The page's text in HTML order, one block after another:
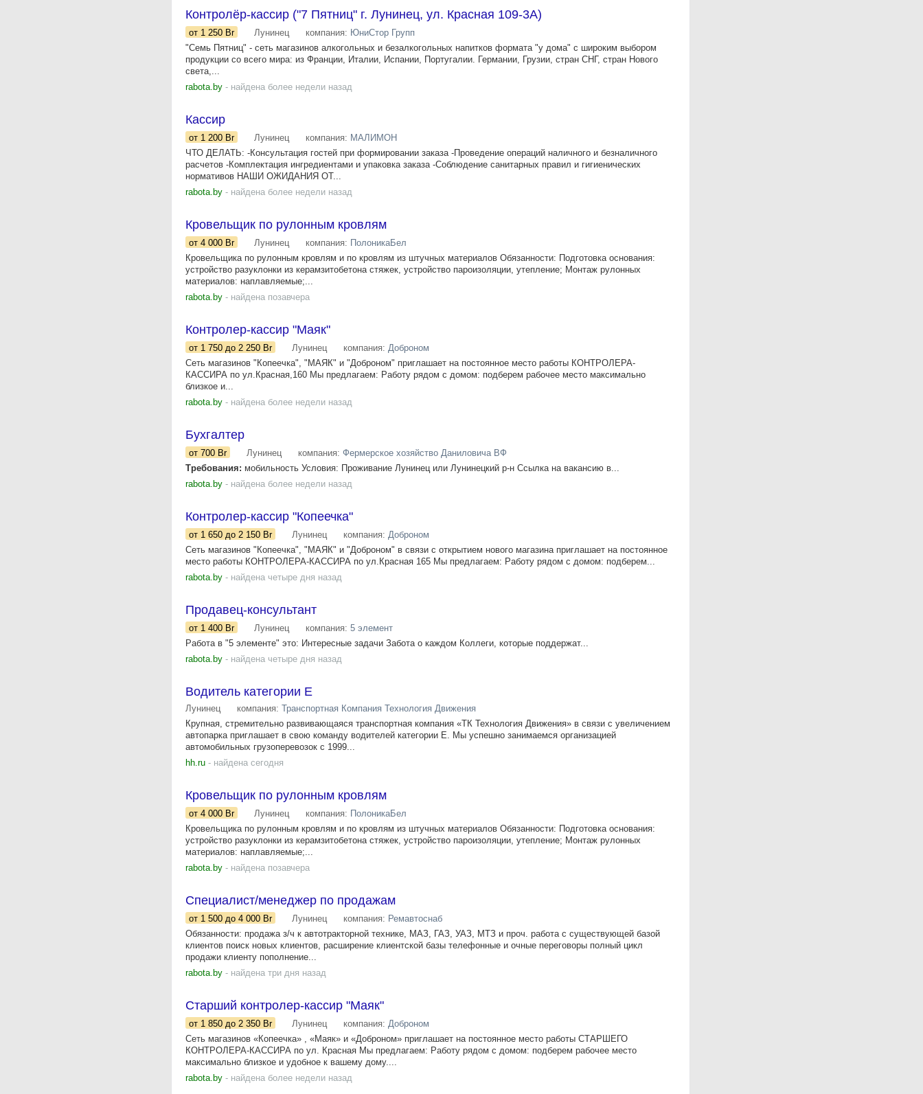
Контролёр-кассир ("7 Пятниц" г. Лунинец, ул. Красная 109-3А)
от 1 250 Br Лунинец компания: ЮниСтор Групп
"Семь Пятниц" - сеть магазинов алкогольных и безалкогольных напитков формата "у дома" с широким выбором
продукции со всего мира: из Франции, Италии, Испании, Португалии. Германии, Грузии, стран СНГ, стран Нового
света,...
rabota.by - найдена более недели назад
Кассир
от 1 200 Br Лунинец компания: МАЛИМОН
ЧТО ДЕЛАТЬ: -Консультация гостей при формировании заказа -Проведение операций наличного и безналичного
расчетов -Комплектация ингредиентами и упаковка заказа -Соблюдение санитарных правил и гигиенических
нормативов НАШИ ОЖИДАНИЯ ОТ...
rabota.by - найдена более недели назад
Кровельщик по рулонным кровлям
от 4 000 Br Лунинец компания: ПолоникаБел
Кровельщика по рулонным кровлям и по кровлям из штучных материалов Обязанности: Подготовка основания:
устройство разуклонки из керамзитобетона стяжек, устройство пароизоляции, утепление; Монтаж рулонных
материалов: наплавляемые;...
rabota.by - найдена позавчера
Контролер-кассир "Маяк"
от 1 750 до 2 250 Br Лунинец компания: Доброном
Сеть магазинов "Копеечка", "МАЯК" и "Доброном" приглашает на постоянное место работы КОНТРОЛЕРА-
КАССИРА по ул.Красная,160 Мы предлагаем: Работу рядом с домом: подберем рабочее место максимально
близкое и...
rabota.by - найдена более недели назад
Бухгалтер
от 700 Br Лунинец компания: Фермерское хозяйство Даниловича ВФ
Требования: мобильность Условия: Проживание Лунинец или Лунинецкий р-н Ссылка на вакансию в...
rabota.by - найдена более недели назад
Контролер-кассир "Копеечка"
от 1 650 до 2 150 Br Лунинец компания: Доброном
Сеть магазинов "Копеечка", "МАЯК" и "Доброном" в связи с открытием нового магазина приглашает на постоянное
место работы КОНТРОЛЕРА-КАССИРА по ул.Красная 165 Мы предлагаем: Работу рядом с домом: подберем...
rabota.by - найдена четыре дня назад
Продавец-консультант
от 1 400 Br Лунинец компания: 5 элемент
Работа в "5 элементе" это: Интересные задачи Забота о каждом Коллеги, которые поддержат...
rabota.by - найдена четыре дня назад
Водитель категории Е
Лунинец компания: Транспортная Компания Технология Движения
Крупная, стремительно развивающаяся транспортная компания «ТК Технология Движения» в связи с увеличением
автопарка приглашает в свою команду водителей категории Е. Мы успешно занимаемся организацией
автомобильных грузоперевозок с 1999...
hh.ru - найдена сегодня
Кровельщик по рулонным кровлям
от 4 000 Br Лунинец компания: ПолоникаБел
Кровельщика по рулонным кровлям и по кровлям из штучных материалов Обязанности: Подготовка основания:
устройство разуклонки из керамзитобетона стяжек, устройство пароизоляции, утепление; Монтаж рулонных
материалов: наплавляемые;...
rabota.by - найдена позавчера
Специалист/менеджер по продажам
от 1 500 до 4 000 Br Лунинец компания: Ремавтоснаб
Обязанности: продажа з/ч к автотракторной технике, МАЗ, ГАЗ, УАЗ, МТЗ и проч. работа с существующей базой
клиентов поиск новых клиентов, расширение клиентской базы телефонные и очные переговоры полный цикл
продажи клиенту пополнение...
rabota.by - найдена три дня назад
Старший контролер-кассир "Маяк"
от 1 850 до 2 350 Br Лунинец компания: Доброном
Сеть магазинов «Копеечка» , «Маяк» и «Доброном» приглашает на постоянное место работы СТАРШЕГО
КОНТРОЛЕРА-КАССИРА по ул. Красная Мы предлагаем: Работу рядом с домом: подберем рабочее место
максимально близкое и удобное к вашему дому....
rabota.by - найдена более недели назад